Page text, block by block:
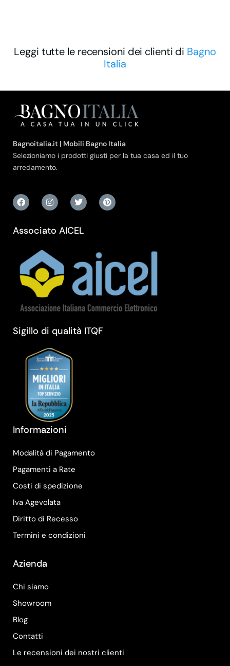
Leggi tutte le recensioni dei clienti di Bagno
Italia
Bagnoitalia.it | Mobili Bagno Italia
Selezioniamo i prodotti giusti per la tua casa ed il tuo
arredamento.
Associato AICEL
Sigillo di qualità ITQF
Informazioni
Modalità di Pagamento
Pagamenti a Rate
Costi di spedizione
Iva Agevolata
Diritto di Recesso
Termini e condizioni
Azienda
Chi siamo
Showroom
Blog
Contatti
Le recensioni dei nostri clienti